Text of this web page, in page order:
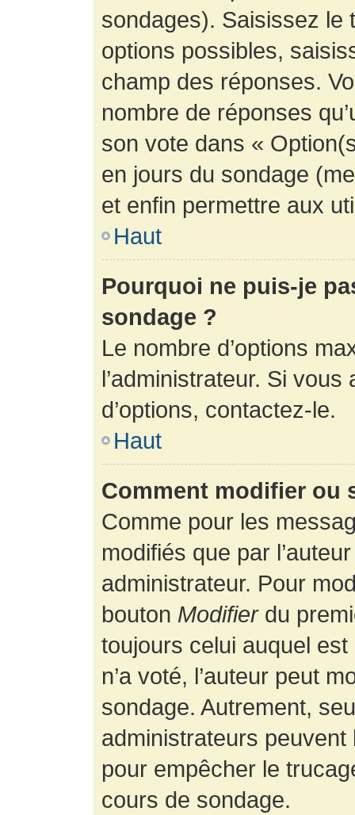
sondages). Saisissez le
options possibles,
champ des réponses.
nombre de réponses
son vote dans «
en jours du sondage
et enfin permettre aux
Haut
Pourquoi ne puis-je
sondage ?
Le nombre d’options
l’administrateur. Si
d’options, contactez-le.
Haut
Comment modifier ou
Comme pour les
modifiés que par
administrateur. Pour
bouton Modifierdu
toujours celui auquel
n’a voté, l’auteur peut
sondage. Autrement,
administrateurs
pour empêcher le
cours de sondage.